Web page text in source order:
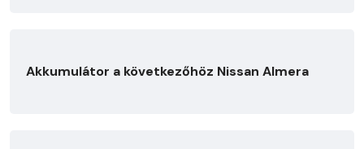
Akkumulátor a következőhöz Nissan Almera